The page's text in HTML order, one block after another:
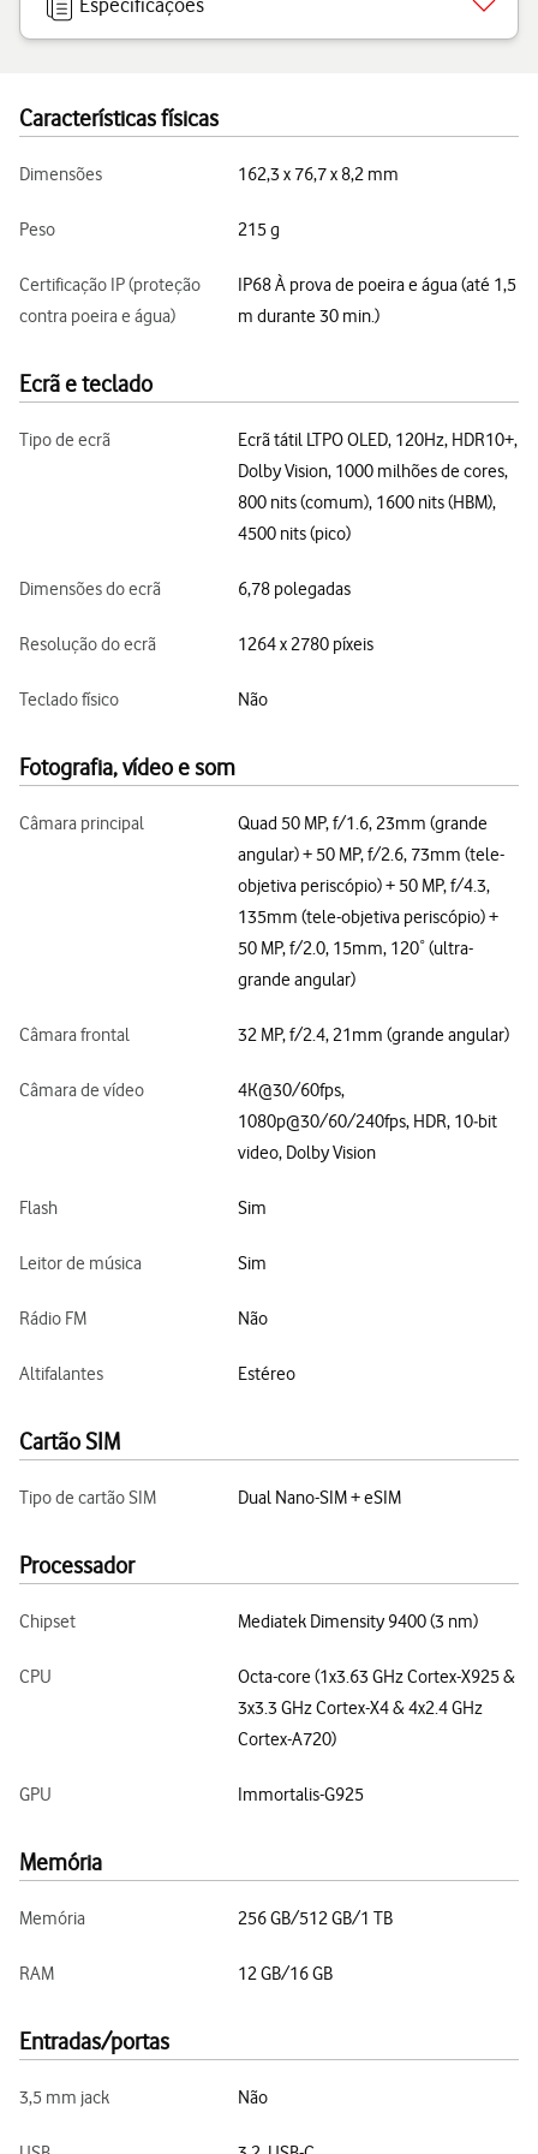
Especificações
Características físicas
Dimensões 162,3 x 76,7 x 8,2 mm
Peso 215 g
Certificação IP (proteção
contra poeira e água)
IP68 À prova de poeira e água (até 1,5
m durante 30 min.)
Ecrã e teclado
Tipo de ecrã
Ecrã tátil LTPO OLED, 120Hz, HDR10+,
Dolby Vision, 1000 milhões de cores,
800 nits (comum), 1600 nits (HBM),
4500 nits (pico)
Dimensões do ecrã 6,78 polegadas
Resolução do ecrã 1264 x 2780 píxeis
Teclado físico Não
Fotografia, vídeo e som
Câmara principal
Quad 50 MP, f/1.6, 23mm (grande
angular) + 50 MP, f/2.6, 73mm (tele-
objetiva periscópio) + 50 MP, f/4.3,
135mm (tele-objetiva periscópio) +
50 MP, f/2.0, 15mm, 120˚ (ultra-
grande angular)
Câmara frontal 32 MP, f/2.4, 21mm (grande angular)
Câmara de vídeo
4K@30/60fps,
1080p@30/60/240fps, HDR, 10‑bit
video, Dolby Vision
Flash Sim
Leitor de música Sim
Rádio FM Não
Altifalantes Estéreo
Cartão SIM
Tipo de cartão SIM Dual Nano-SIM + eSIM
Processador
Chipset Mediatek Dimensity 9400 (3 nm)
CPU
Octa-core (1x3.63 GHz Cortex-X925 &
3x3.3 GHz Cortex-X4 & 4x2.4 GHz
Cortex-A720)
GPU Immortalis-G925
Memória
Memória 256 GB/512 GB/1 TB
RAM 12 GB/16 GB
Entradas/portas
3,5 mm jack Não